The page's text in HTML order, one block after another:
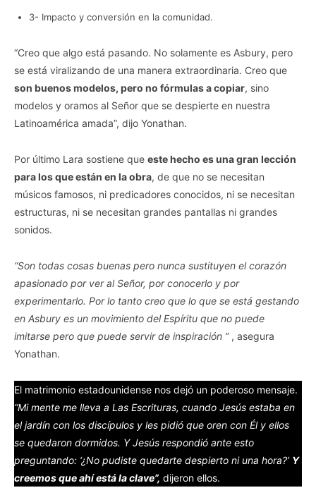
3- Impacto y conversión en la comunidad.
“Creo que algo está pasando. No solamente es Asbury, pero
se está viralizando de una manera extraordinaria. Creo que
son buenos modelos, pero no fórmulas a copiar, sino
modelos y oramos al Señor que se despierte en nuestra
Latinoamérica amada”, dijo Yonathan.
Por último Lara sostiene que este hecho es una gran lección
para los que están en la obra, de que no se necesitan
músicos famosos, ni predicadores conocidos, ni se necesitan
estructuras, ni se necesitan grandes pantallas ni grandes
sonidos.
“Son todas cosas buenas pero nunca sustituyen el corazón
apasionado por ver al Señor, por conocerlo y por
experimentarlo. Por lo tanto creo que lo que se está gestando
en Asbury es un movimiento del Espíritu que no puede
imitarse pero que puede servir de inspiración ” , asegura
Yonathan.
El matrimonio estadounidense nos dejó un poderoso mensaje.
“Mi mente me lleva a Las Escrituras, cuando Jesús estaba en
el jardín con los discípulos y les pidió que oren con Él y ellos
se quedaron dormidos. Y Jesús respondió ante esto
preguntando: ‘¿No pudiste quedarte despierto ni una hora?’ Y
creemos que ahí está la clave”, dijeron ellos.